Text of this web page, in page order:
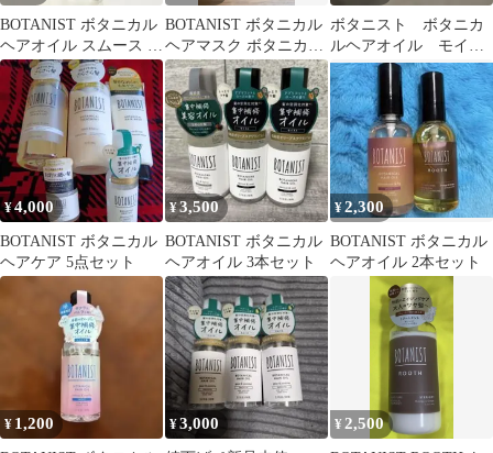
BOTANIST ボタニカル
ヘアオイル スムース ペ
アー＆ジャスミン
BOTANIST ボタニカル
ヘアマスク ボタニカル
ヘアオイル ダメージケ
ア
ボタニスト ボタニカ
ルヘアオイル モイス
ト 80ml×6個セット
¥4,000
BOTANIST ボタニカル
ヘアケア 5点セット
¥3,500
BOTANIST ボタニカル
ヘアオイル 3本セット
¥2,300
BOTANIST ボタニカル
ヘアオイル 2本セット
¥ 1,200 ¥3,000 ¥ 2,500